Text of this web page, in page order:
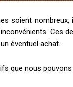
soient
Ces
éventuel achat.
que nous pouvons